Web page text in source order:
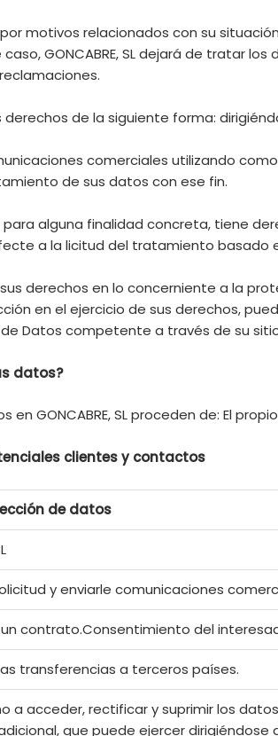
motivos relacionados con su
GONCABRE, SL dejará de tratar
de la siguiente forma:
comerciales utilizando
de sus datos con ese fin.
alguna finalidad concreta, tiene
a la licitud del tratamiento basado
derechos en lo concerniente a la
en el ejercicio de sus derechos,
Datos competente a través de su
datos?
GONCABRE, SL proceden de: El
clientes y contactos
de datos
y enviarle comunicaciones
contrato.Consentimiento del
transferencias a terceros países.
a acceder, rectificar y suprimir los
que puede ejercer